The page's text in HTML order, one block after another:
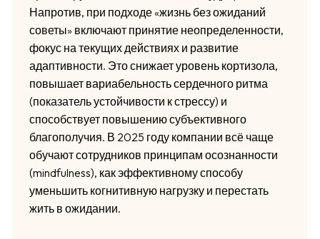
Напротив, при подходе «жизнь без ожиданий
советы» включают принятие неопределенности,
фокус на текущих действиях и развитие
адаптивности. Это снижает уровень кортизола,
повышает вариабельность сердечного ритма
(показатель устойчивости к стрессу) и
способствует повышению субъективного
благополучия. В 2025 году компании всё чаще
обучают сотрудников принципам осознанности
(mindfulness), как эффективному способу
уменьшить когнитивную нагрузку и перестать
жить в ожидании.